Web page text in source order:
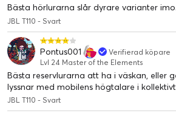
Bästa hörlurarna slår dyrare varianter imo.
JBL T110 - Svart
Pontus001
Verifierad köpare
Lvl 24 Master of the Elements
Bästa reservlurarna att ha i väskan, eller
lyssnar med mobilens högtalare i
JBL T110 - Svart